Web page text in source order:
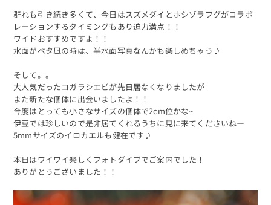
群れも引き続き多くて、今日はスズメダイとホシゾラフグがコラボ
レーションするタイミングもあり迫力満点！！
ワイドおすすめですよ！！
水面がベタ凪の時は、半水面写真なんかも楽しめちゃう♪
そして。。
大人気だったコガラシエビが先日居なくなりましたが
また新たな個体に出会いましたよ！！
今度はとっても小さなサイズの個体で2cm位かな~
伊豆では珍しいので是非居てくれるうちに見に来てくださいねー
5mmサイズのイロカエルも健在です♪
本日はワイワイ楽しくフォトダイブでご案内でした！
ありがとうございました！！